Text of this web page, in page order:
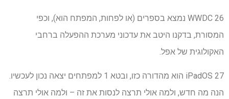
WWDC 26 נמצא בספרים (או לפחות, המפתח הוא), וכפי
המסורת, בדקנו היטב את עדכוני מערכת ההפעלה ברחבי
האקולוגית של אפל.
iPadOS 27 הוא מהדורה כזו, ובטא 1 למפתחים יצאה נכון לעכשיו.
הנה מה חדש, ולמה אולי תרצה לנסות את זה – ולמה אולי תרצה